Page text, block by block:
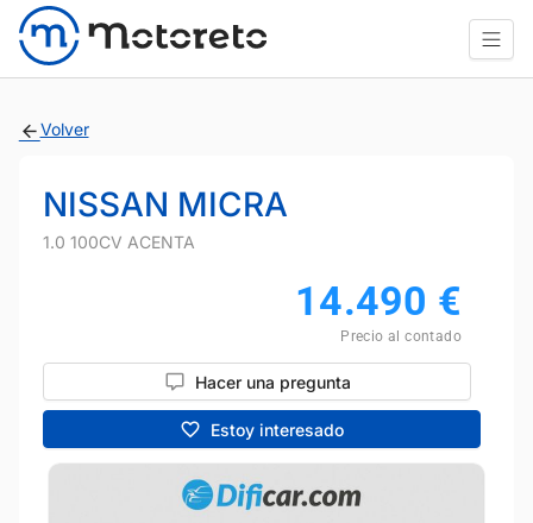
Volver
NISSAN MICRA
1.0 100CV ACENTA
14.490 €
Precio al contado
Hacer una pregunta
Estoy interesado